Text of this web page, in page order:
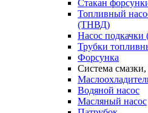
Стакан
Топливный
(ТНВД)
Насос
Трубки
Форсунка
Система
Водяной насос
Масляный насос